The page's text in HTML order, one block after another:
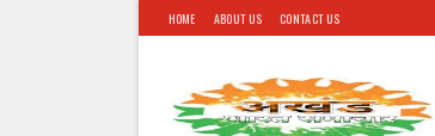
HOME ABOUT US CONTACT US